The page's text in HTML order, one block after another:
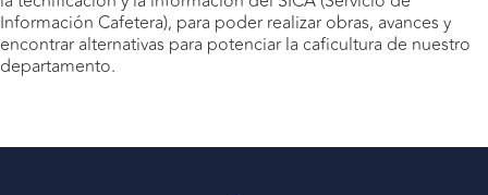
Información Cafetera), para poder realizar obras, avances y
encontrar alternativas para potenciar la caficultura de nuestro
departamento.